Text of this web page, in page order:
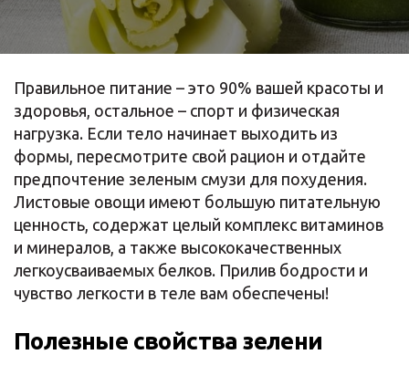
Правильное питание – это 90% вашей красоты и
здоровья, остальное – спорт и физическая
нагрузка. Если тело начинает выходить из
формы, пересмотрите свой рацион и отдайте
предпочтение зеленым смузи для похудения.
Листовые овощи имеют большую питательную
ценность, содержат целый комплекс витаминов
и минералов, а также высококачественных
легкоусваиваемых белков. Прилив бодрости и
чувство легкости в теле вам обеспечены!
Полезные свойства зелени